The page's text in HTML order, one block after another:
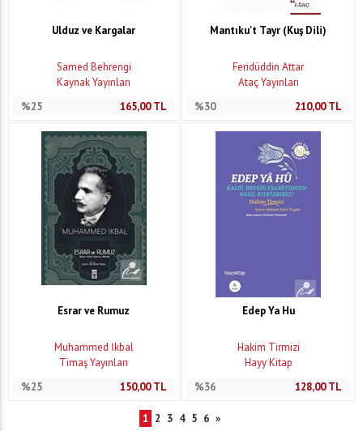
Ulduz ve Kargalar
Samed Behrengi
Kaynak Yayınları
%25
165,00TL
Mantıku't Tayr (Kuş Dili)
Feridüddin Attar
Ataç Yayınları
%30
210,00TL
Esrar ve Rumuz
Muhammed İkbal
Timaş Yayınları
%25
150,00TL
Edep Ya Hu
Hakim Tirmizi
Hayy Kitap
%36
128,00TL
1 2 3 4 5 6 »